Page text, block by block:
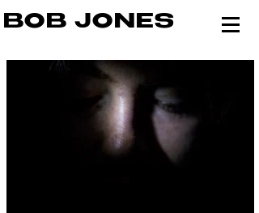
BOB JONES